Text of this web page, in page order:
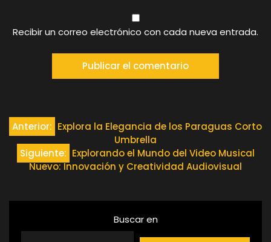
Recibir un correo electrónico con cada nueva entrada.
Navegación
de
entradas
Anterior: Explora la Elegancia de los Paraguas Corto
Umbrella
Siguiente: Explorando el Mundo del Video Musical
Nuevo: Innovación y Creatividad Audiovisual
Buscar en